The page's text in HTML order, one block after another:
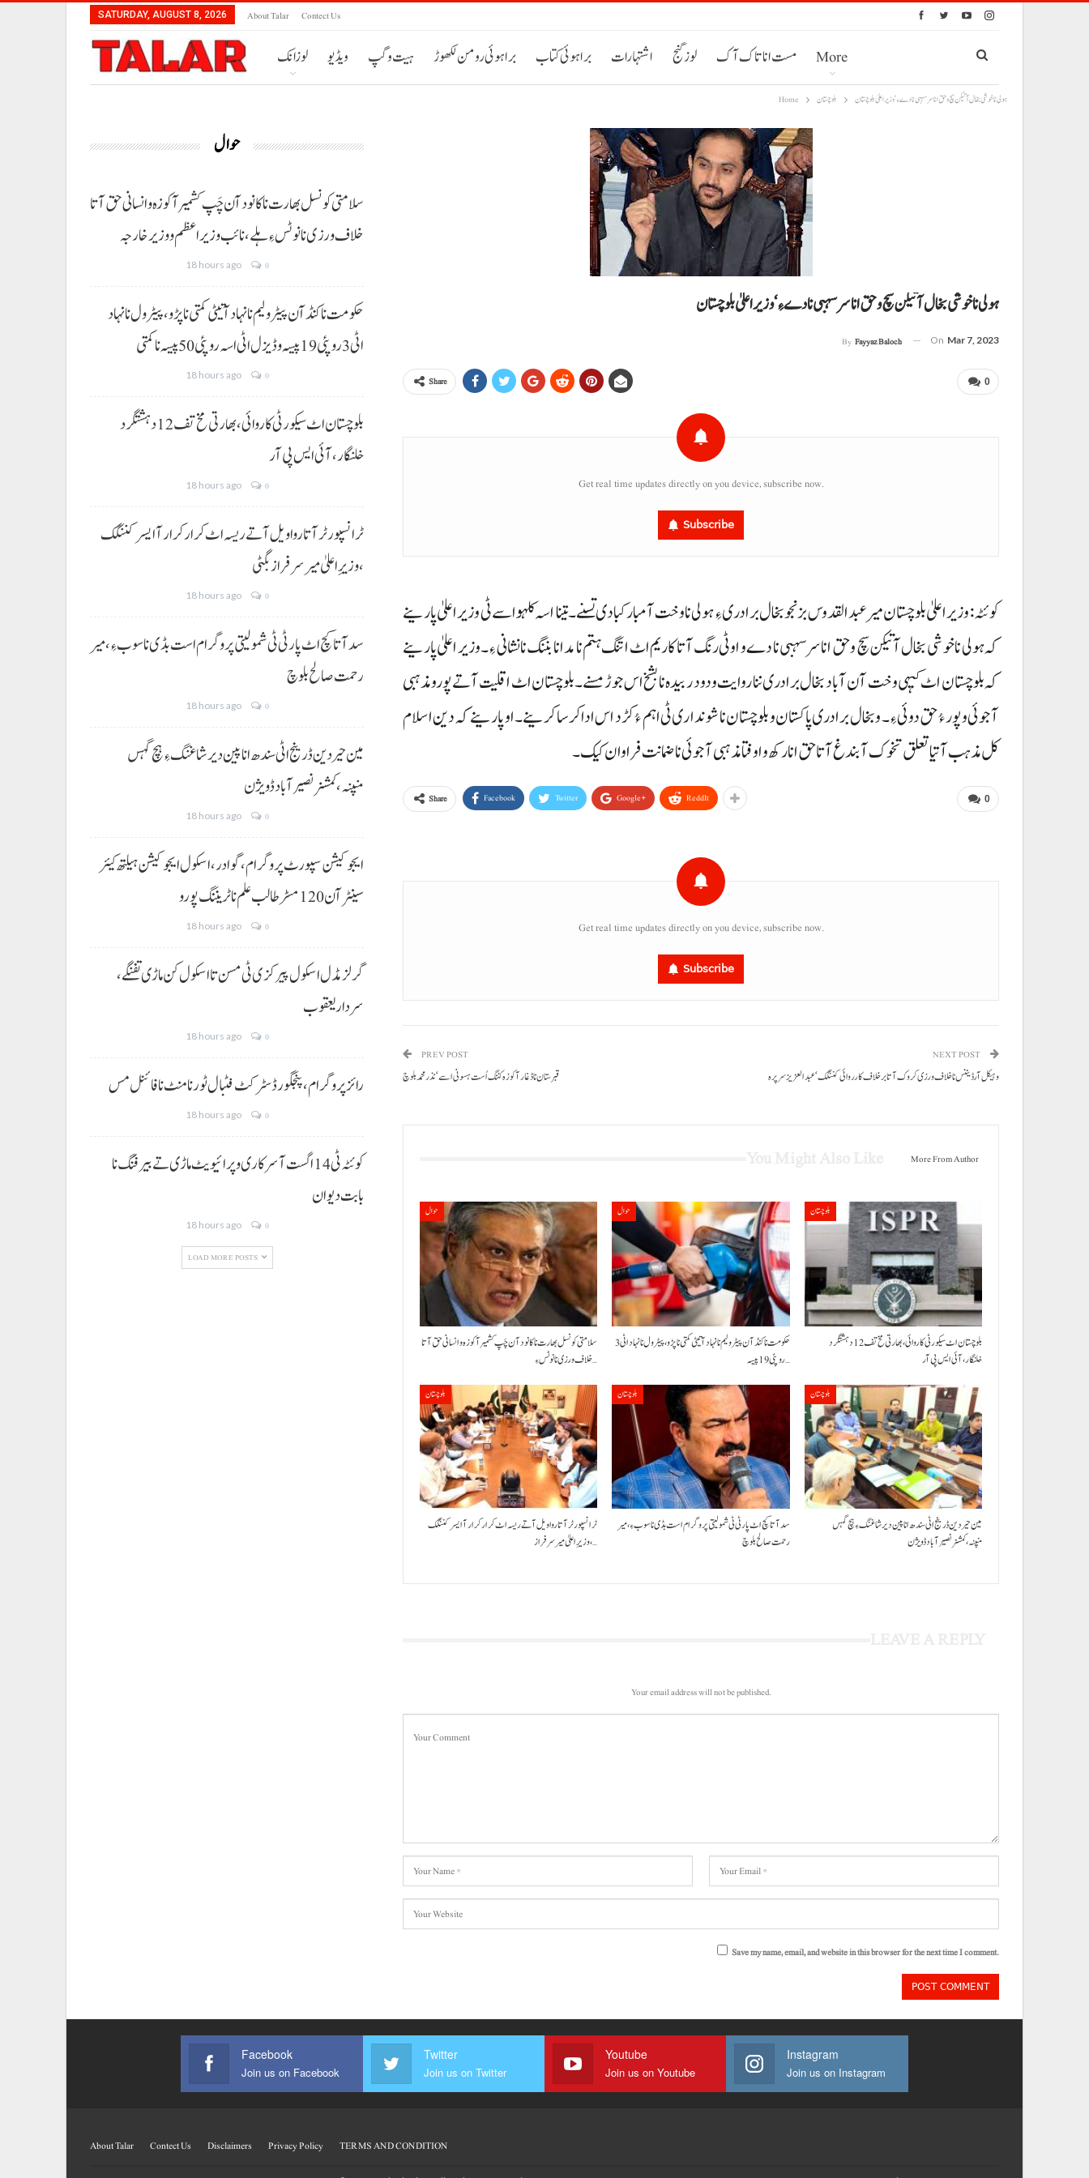
SATURDAY, AUGUST 8, 2026 About Talar Contect Us
لوزانک ویڈیو ہیت و گپ براہوئی رومن لکھوڑ براہوئی کتاب اشتہارات لوز گنج مست انا تاک آک More
Home بلوچستان ہولی نا خوشی بخال آتیکن سچ و حق انا سرسہبی نا دے ءِ‘ وزیراعلیٰ بلوچستان
ہولی نا خوشی بخال آتیکن سچ و حق انا سرسہبی نا دے ءِ‘ وزیراعلیٰ بلوچستان
By Fayyaz Baloch On Mar 7, 2023
0
Share
Get real time updates directly on you device, subscribe now.
Subscribe
کوئٹہ : وزیراعلیٰ بلوچستان میر عبدالقدوس بزنجو بخال برادری ءِ ہولی نا وخت آ مبارکبادی تسنے۔ تینا اسہ کلہو اسے ٹی وزیراعلیٰ پارینے
کہ ہولی نا خوشی بخال آتیکن سچ و حق انا سرسہبی نا دے و اوٹی رنگ آتا کاریم اٹ اتنگ ہتم نا مد انا بننگ نا نشانی ءِ۔ وزیر اعلیٰ پارینے
کہ بلوچستان اٹ کیہی وخت آن آباد بخال برادری ننا روایت و دود ربیدہ نا بشخ اس جوڑ مسنے۔ بلوچستان اٹ اقلیت آتے پورو مذہبی
آجوئی و پور ءُ حق دوئی ءِ۔ و بخال برادری پاکستان و بلوچستان نا شونداری ٹی اہم ءُ کڑد اس ادا کرسا کرینے۔ او پارینے کہ دین اسلام
کل مذہب آتیا تعلق تخوک آ بندغ آتا حق انا رکھ و اوفتا مذہبی آجوئی نا ضمانت فراوان کیک۔
0
Share Facebook Twitter Google+ ReddIt
Get real time updates directly on you device, subscribe now.
Subscribe
PREV POST
قبرستان نا ڈغار آ کوزہ کننگ اُست ہسونی اسے‘ نذر محمد بلوچ
NEXT POST
وہیکل آرڈیننس نا خلاف ورزی کروک آتا برخلاف کارروائی کننگک‘ عبدالعزیز سرپرہ
More From Author
حوال
سلامتی کونسل بھارت نا کانود آن چَپ کشمیر آ کوزہ و انسانی حق آتا
خلاف ورزی نا نوٹس ءِ…
حوال
حکومت نا کنڈ آن پیٹرولیم نا نہاد آتیٹی کمتی نا پڑو،پیٹرول نا نہاد اٹی 3
روپئی 19 پیسہ…
بلوچستان
بلوچستان اٹ سیکورٹی کاروائی، بھارتی مخ تف 12 دہشتگرد
خلنگار،آئی ایس پی آر
بلوچستان
ٹرانسپورٹر آتا روا ویل آتے ریسہ اٹ کرار کرار آ ایسر کننگک
،وزیرِ اعلیٰ میر سرفراز…
بلوچستان
سد آتا کچ اٹ پارٹی ٹی شمولیتی پروگرام است بڈی نا سوب ءِ،میر
رحمت صالح بلوچ
بلوچستان
مین حیردین ڈرینج اٹی سندھ انا پین دیر شاغنگ ءِ ہچ گہس
منپنہ،کمشنر نصیرآباد ڈویژن
Your email address will not be published.
Save my name, email, and website in this browser for the next time I comment.
حوال
سلامتی کونسل بھارت نا کانود آن چَپ کشمیر آ کوزہ و انسانی حق آتا
خلاف ورزی نا نوٹس ءِ ہلے،نائب وزیراعظم و وزیر خارجہ
18 hours ago 0
حکومت نا کنڈ آن پیٹرولیم نا نہاد آتیٹی کمتی نا پڑو،پیٹرول نا نہاد
اٹی 3 روپئی 19 پیسہ و ڈیزل اٹی اسہ روپئی 50 پیسہ نا کمتی
18 hours ago 0
بلوچستان اٹ سیکورٹی کاروائی، بھارتی مخ تف 12 دہشتگرد
خلنگار،آئی ایس پی آر
18 hours ago 0
ٹرانسپورٹر آتا روا ویل آتے ریسہ اٹ کرار کرار آ ایسر کننگک
،وزیرِ اعلیٰ میر سرفراز بگٹی
18 hours ago 0
سد آتا کچ اٹ پارٹی ٹی شمولیتی پروگرام است بڈی نا سوب ءِ،میر
رحمت صالح بلوچ
18 hours ago 0
مین حیردین ڈرینج اٹی سندھ انا پین دیر شاغنگ ءِ ہچ گہس
منپنہ،کمشنر نصیرآباد ڈویژن
18 hours ago 0
ایجوکیشن سپورٹ پروگرام،گوادر، اسکول ایجوکیشن ہیلتھ کیئر
سینٹر آن 120 مسڑ طالب علم نا ٹریننگ پورو
18 hours ago 0
گرلز مڈل اسکول پیرکزی ٹی مسن تا اسکول کن ماڑی تفنگے،
سردار یعقوب
18 hours ago 0
رائز پروگرام، پنجگور ڈسٹرکٹ فٹبال ٹورنامنٹ نا فائنل مس
18 hours ago 0
کوئٹہ ٹی 14 اگست آ سرکاری و پرائیویٹ ماڑی تے بیرفنگ نا
بابت دیوان
18 hours ago 0
LOAD MORE POSTS
Facebook
Join us on Facebook
Twitter
Join us on Twitter
Youtube
Join us on Youtube
Instagram
Join us on Instagram
About Talar Contect Us Disclaimers Privacy Policy TERMS AND CONDITION